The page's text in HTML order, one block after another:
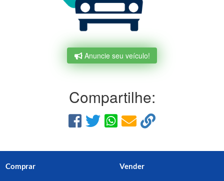
Anuncie seu veículo!
Compartilhe:
Comprar Vender